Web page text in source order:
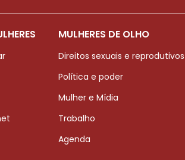
MULHERES DE OLHO
Direitos sexuais e reprodutivos
Política e poder
Mulher e Mídia
Trabalho
Agenda